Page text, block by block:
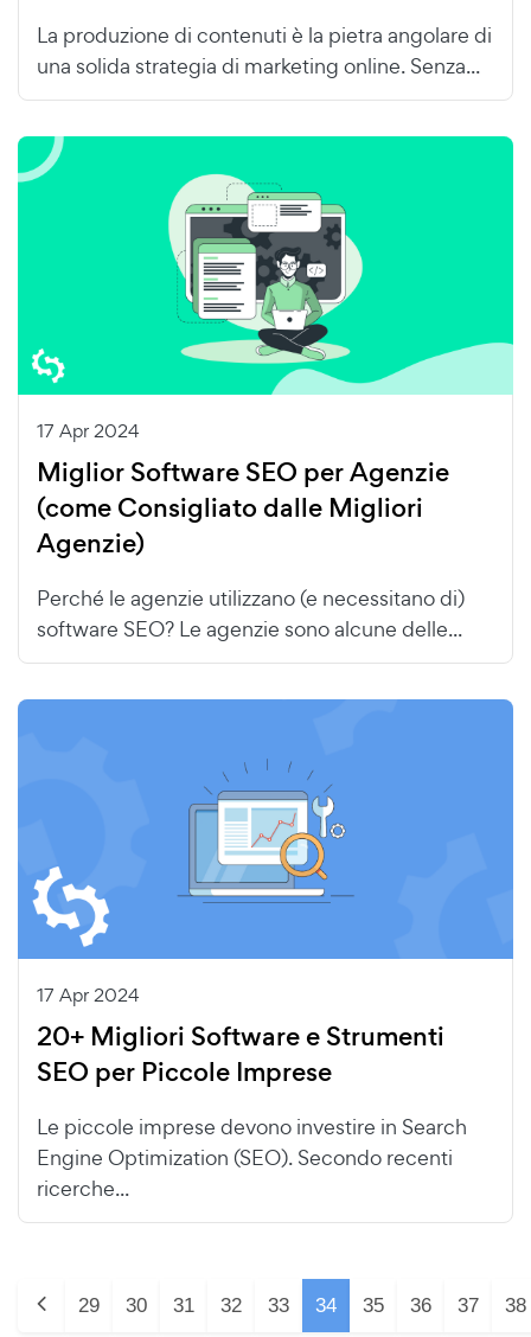
La produzione di contenuti è la pietra angolare di
una solida strategia di marketing online. Senza...
17 Apr 2024
Miglior Software SEO per Agenzie
(come Consigliato dalle Migliori
Agenzie)
Perché le agenzie utilizzano (e necessitano di)
software SEO? Le agenzie sono alcune delle...
17 Apr 2024
20+ Migliori Software e Strumenti
SEO per Piccole Imprese
Le piccole imprese devono investire in Search
Engine Optimization (SEO). Secondo recenti
ricerche...
29 30 31 32 33 34 35 36 37 38